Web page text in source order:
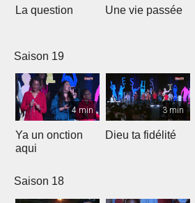
La question Une vie passée
Saison 19
4 min
Ya un onction
aqui
3 min
Dieu ta fidélité
Saison 18